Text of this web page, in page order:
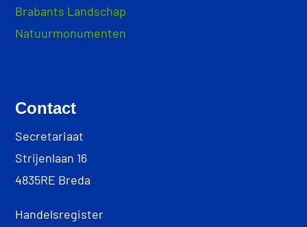
Brabants Landschap
Natuurmonumenten
Contact
Secretariaat
Strijenlaan 16
4835RE Breda
Handelsregister